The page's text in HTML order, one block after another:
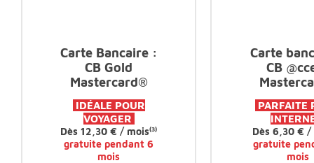
Carte Bancaire :
CB Gold
Mastercard®
IDÉALE POUR
VOYAGER
Dès 12,30 € / mois(3)
gratuite pendant 6
mois
Carte
CB
PARFAITE
Dès 6,30 € /
gratuite
mois